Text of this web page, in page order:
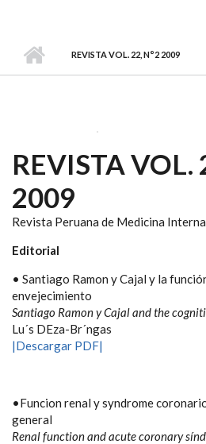
REVISTA VOL. 22, N°2 2009
REVISTA VOL.
2009
Revista Peruana de Medicina Interna
Editorial
• Santiago Ramon y Cajal y la
envejecimiento
Santiago Ramon y Cajal and the
Lu´s DEza-Br´ngas
|Descargar PDF|
•Funcion renal y syndrome
general
Renal function and acute coronary